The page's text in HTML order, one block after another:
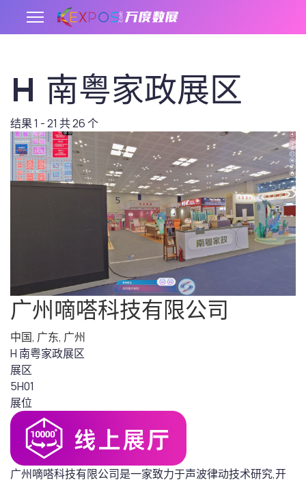
H 南粤家政展区
结果 1 - 21 共 26 个
广州嘀嗒科技有限公司
中国, 广东, 广州
H 南粤家政展区
展区
5H01
展位
广州嘀嗒科技有限公司是一家致力于声波律动技术研究,开